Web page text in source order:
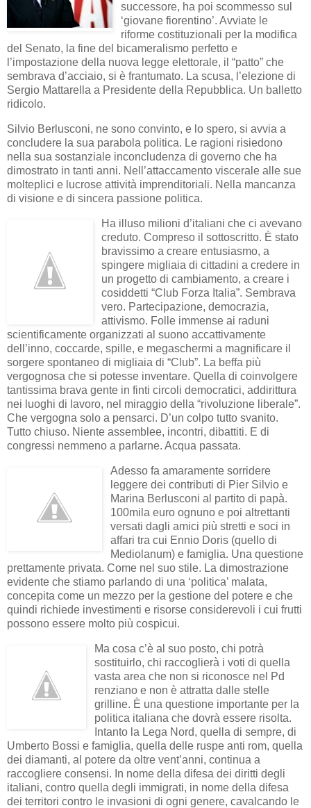
successore, ha poi scommesso sul
‘giovane fiorentino’. Avviate le
riforme costituzionali per la modifica
del Senato, la fine del bicameralismo perfetto e
l’impostazione della nuova legge elettorale, il “patto” che
sembrava d’acciaio, si è frantumato. La scusa, l’elezione di
Sergio Mattarella a Presidente della Repubblica. Un balletto
ridicolo.
Silvio Berlusconi, ne sono convinto, e lo spero, si avvia a
concludere la sua parabola politica. Le ragioni risiedono
nella sua sostanziale inconcludenza di governo che ha
dimostrato in tanti anni. Nell’attaccamento viscerale alle sue
molteplici e lucrose attività imprenditoriali. Nella mancanza
di visione e di sincera passione politica.
Ha illuso milioni d’italiani che ci avevano
creduto. Compreso il sottoscritto. È stato
bravissimo a creare entusiasmo, a
spingere migliaia di cittadini a credere in
un progetto di cambiamento, a creare i
cosiddetti “Club Forza Italia”. Sembrava
vero. Partecipazione, democrazia,
attivismo. Folle immense ai raduni
scientificamente organizzati al suono accattivamente
dell’inno, coccarde, spille, e megaschermi a magnificare il
sorgere spontaneo di migliaia di “Club”. La beffa più
vergognosa che si potesse inventare. Quella di coinvolgere
tantissima brava gente in finti circoli democratici, addirittura
nei luoghi di lavoro, nel miraggio della “rivoluzione liberale”.
Che vergogna solo a pensarci. D’un colpo tutto svanito.
Tutto chiuso. Niente assemblee, incontri, dibattiti. E di
congressi nemmeno a parlarne. Acqua passata.
Adesso fa amaramente sorridere
leggere dei contributi di Pier Silvio e
Marina Berlusconi al partito di papà.
100mila euro ognuno e poi altrettanti
versati dagli amici più stretti e soci in
affari tra cui Ennio Doris (quello di
Mediolanum) e famiglia. Una questione
prettamente privata. Come nel suo stile. La dimostrazione
evidente che stiamo parlando di una ‘politica’ malata,
concepita come un mezzo per la gestione del potere e che
quindi richiede investimenti e risorse considerevoli i cui frutti
possono essere molto più cospicui.
Ma cosa c’è al suo posto, chi potrà
sostituirlo, chi raccoglierà i voti di quella
vasta area che non si riconosce nel Pd
renziano e non è attratta dalle stelle
grilline. È una questione importante per la
politica italiana che dovrà essere risolta.
Intanto la Lega Nord, quella di sempre, di
Umberto Bossi e famiglia, quella delle ruspe anti rom, quella
dei diamanti, al potere da oltre vent’anni, continua a
raccogliere consensi. In nome della difesa dei diritti degli
italiani, contro quella degli immigrati, in nome della difesa
dei territori contro le invasioni di ogni genere, cavalcando le